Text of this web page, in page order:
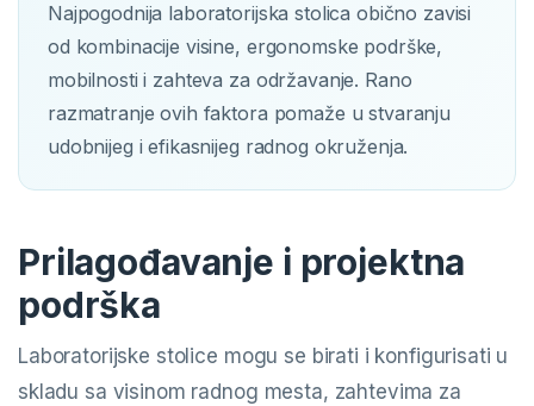
Najpogodnija laboratorijska stolica obično zavisi
od kombinacije visine, ergonomske podrške,
mobilnosti i zahteva za održavanje. Rano
razmatranje ovih faktora pomaže u stvaranju
udobnijeg i efikasnijeg radnog okruženja.
Prilagođavanje i projektna
podrška
Laboratorijske stolice mogu se birati i konfigurisati u
skladu sa visinom radnog mesta, zahtevima za